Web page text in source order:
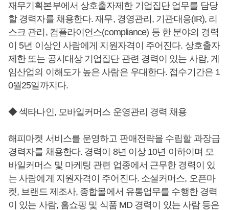
재무기획본부에서 상호출자제한 기업집단 업무를 담당
할 경력자를 채용한다. 재무, 경영관리, 기관대응(IR), 리
스크 관리, 컴플라이언스(compliance) 등 한 분야의 경력
이 5년 이상인 사람에게 지원자격이 주어진다. 상호출자
제한 또는 공시대상 기업집단 관련 경력이 있는 사람, 게
임산업의 이해도가 높은 사람은 우대한다. 접수기간은 1
0월25일까지다.
◆ 섹타나인, 모바일커머스 운영관리 경력 채용
해피마켓 서비스를 운영하고 판매전략을 수립할 과장급
경력자를 채용한다. 경력이 8년 이상 10년 이하이며 모
바일커머스 및 마케팅 관련 업종에서 근무한 경력이 있
는 사람에게 지원자격이 주어진다. 소셜커머스, 오픈마
켓, 브랜드 제조사, 종합몰에서 유통업무를 수행한 경력
이 있는 사람, 홈쇼핑 및 식품 MD 경력이 있는 사람 등은